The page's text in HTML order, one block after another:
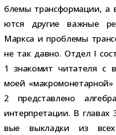
блемы транс­фор­ма­ции, а
ются дру­гие важ­ные
Маркса и про­блемы
не так давно. Отдел I
1 зна­ко­мит чита­теля с
моей
2 пред­став­лено
интер­пре­та­ции. В
вые выкладки из